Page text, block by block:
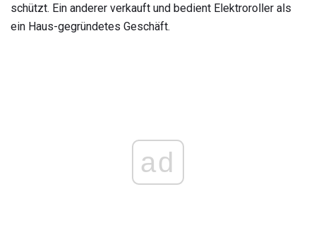
schützt. Ein anderer verkauft und bedient Elektroroller als
ein Haus-gegründetes Geschäft.
ad